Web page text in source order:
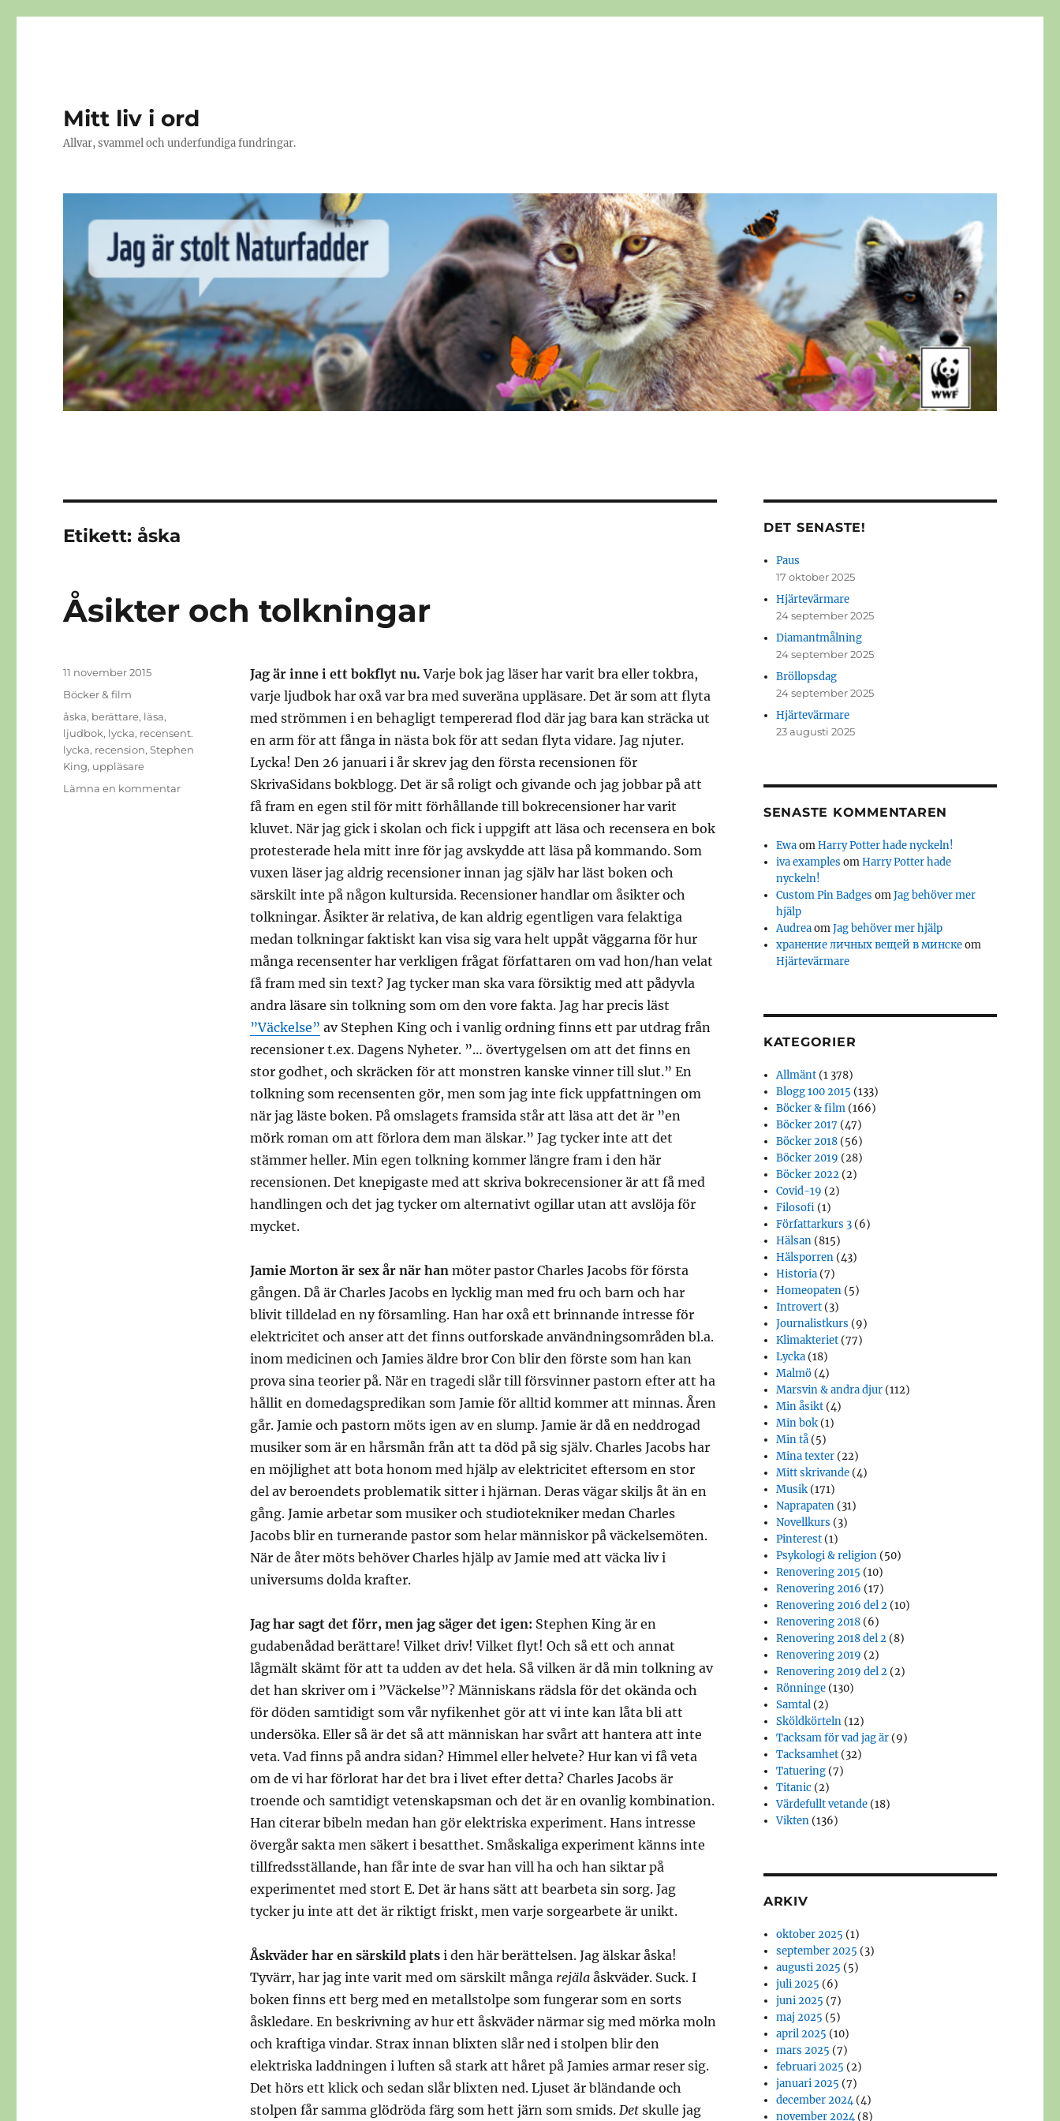
Mitt liv i ord
Allvar, svammel och underfundiga fundringar.
Etikett:åska
Åsikter och tolkningar
Jag är inne i ett bokflyt nu. Varje bok jag läser har varit bra eller tokbra,
varje ljudbok har oxå var bra med suveräna uppläsare. Det är som att flyta
med strömmen i en behagligt tempererad flod där jag bara kan sträcka ut
en arm för att fånga in nästa bok för att sedan flyta vidare. Jag njuter.
Lycka! Den 26 januari i år skrev jag den första recensionen för
SkrivaSidans bokblogg. Det är så roligt och givande och jag jobbar på att
få fram en egen stil för mitt förhållande till bokrecensioner har varit
kluvet. När jag gick i skolan och fick i uppgift att läsa och recensera en bok
protesterade hela mitt inre för jag avskydde att läsa på kommando. Som
vuxen läser jag aldrig recensioner innan jag själv har läst boken och
särskilt inte på någon kultursida. Recensioner handlar om åsikter och
tolkningar. Åsikter är relativa, de kan aldrig egentligen vara felaktiga
medan tolkningar faktiskt kan visa sig vara helt uppåt väggarna för hur
många recensenter har verkligen frågat författaren om vad hon/han velat
få fram med sin text? Jag tycker man ska vara försiktig med att pådyvla
andra läsare sin tolkning som om den vore fakta. Jag har precis läst
”Väckelse” av Stephen King och i vanlig ordning finns ett par utdrag från
recensioner t.ex. Dagens Nyheter. ”… övertygelsen om att det finns en
stor godhet, och skräcken för att monstren kanske vinner till slut.” En
tolkning som recensenten gör, men som jag inte fick uppfattningen om
när jag läste boken. På omslagets framsida står att läsa att det är ”en
mörk roman om att förlora dem man älskar.” Jag tycker inte att det
stämmer heller. Min egen tolkning kommer längre fram i den här
recensionen. Det knepigaste med att skriva bokrecensioner är att få med
handlingen och det jag tycker om alternativt ogillar utan att avslöja för
mycket.
Jamie Morton är sex år när hanmöter pastor Charles Jacobs för första
gången. Då är Charles Jacobs en lycklig man med fru och barn och har
blivit tilldelad en ny församling. Han har oxå ett brinnande intresse för
elektricitet och anser att det finns outforskade användningsområden bl.a.
inom medicinen och Jamies äldre bror Con blir den förste som han kan
prova sina teorier på. När en tragedi slår till försvinner pastorn efter att ha
hållit en domedagspredikan som Jamie för alltid kommer att minnas. Åren
går. Jamie och pastorn möts igen av en slump. Jamie är då en neddrogad
musiker som är en hårsmån från att ta död på sig själv. Charles Jacobs har
en möjlighet att bota honom med hjälp av elektricitet eftersom en stor
del av beroendets problematik sitter i hjärnan. Deras vägar skiljs åt än en
gång. Jamie arbetar som musiker och studiotekniker medan Charles
Jacobs blir en turnerande pastor som helar människor på väckelsemöten.
När de åter möts behöver Charles hjälp av Jamie med att väcka liv i
universums dolda krafter.
Jag har sagt det förr, men jag säger det igen: Stephen King är en
gudabenådad berättare! Vilket driv! Vilket flyt! Och så ett och annat
lågmält skämt för att ta udden av det hela. Så vilken är då min tolkning av
det han skriver om i ”Väckelse”? Människans rädsla för det okända och
för döden samtidigt som vår nyfikenhet gör att vi inte kan låta bli att
undersöka. Eller så är det så att människan har svårt att hantera att inte
veta. Vad finns på andra sidan? Himmel eller helvete? Hur kan vi få veta
om de vi har förlorat har det bra i livet efter detta? Charles Jacobs är
troende och samtidigt vetenskapsman och det är en ovanlig kombination.
Han citerar bibeln medan han gör elektriska experiment. Hans intresse
övergår sakta men säkert i besatthet. Småskaliga experiment känns inte
tillfredsställande, han får inte de svar han vill ha och han siktar på
experimentet med stort E. Det är hans sätt att bearbeta sin sorg. Jag
tycker ju inte att det är riktigt friskt, men varje sorgearbete är unikt.
Åskväder har en särskild platsi den här berättelsen. Jag älskar åska!
Tyvärr, har jag inte varit med om särskilt många rejälaåskväder. Suck. I
boken finns ett berg med en metallstolpe som fungerar som en sorts
åskledare. En beskrivning av hur ett åskväder närmar sig med mörka moln
och kraftiga vindar. Strax innan blixten slår ned i stolpen blir den
elektriska laddningen i luften så stark att håret på Jamies armar reser sig.
Det hörs ett klick och sedan slår blixten ned. Ljuset är bländande och
stolpen får samma glödröda färg som hett järn som smids. Detskulle jag
Publicerat
den
11 november 2015
Kategorier
Böcker & film
Etiketter
åska, berättare, läsa,
ljudbok, lycka, recensent.
lycka, recension,Stephen
King, uppläsare
Lämna en kommentartill
DET SENASTE!
Paus
17 oktober 2025
Hjärtevärmare
24 september 2025
Diamantmålning
24 september 2025
Bröllopsdag
24 september 2025
Hjärtevärmare
23 augusti 2025
SENASTE KOMMENTAREN
EwaomHarry Potter hade nyckeln!
iva examples omHarry Potter hade
nyckeln!
Custom Pin Badges omJag behöver mer
hjälp
AudreaomJag behöver mer hjälp
хранение личных вещей в минскеom
Hjärtevärmare
KATEGORIER
Allmänt (1 378)
Blogg 100 2015 (133)
Böcker & film (166)
Böcker 2017 (47)
Böcker 2018 (56)
Böcker 2019 (28)
Böcker 2022 (2)
Covid-19 (2)
Filosofi (1)
Författarkurs 3 (6)
Hälsan (815)
Hälsporren (43)
Historia (7)
Homeopaten (5)
Introvert (3)
Journalistkurs (9)
Klimakteriet (77)
Lycka (18)
Malmö (4)
Marsvin & andra djur (112)
Min åsikt (4)
Min bok (1)
Min tå (5)
Mina texter (22)
Mitt skrivande (4)
Musik (171)
Naprapaten (31)
Novellkurs (3)
Pinterest (1)
Psykologi & religion (50)
Renovering 2015 (10)
Renovering 2016 (17)
Renovering 2016 del 2 (10)
Renovering 2018 (6)
Renovering 2018 del 2 (8)
Renovering 2019 (2)
Renovering 2019 del 2 (2)
Rönninge (130)
Samtal (2)
Sköldkörteln (12)
Tacksam för vad jag är (9)
Tacksamhet (32)
Tatuering (7)
Titanic (2)
Värdefullt vetande (18)
Vikten (136)
ARKIV
oktober 2025 (1)
september 2025 (3)
augusti 2025 (5)
juli 2025 (6)
juni 2025 (7)
maj 2025 (5)
april 2025 (10)
mars 2025 (7)
februari 2025 (2)
januari 2025 (7)
december 2024(4)
november 2024(8)